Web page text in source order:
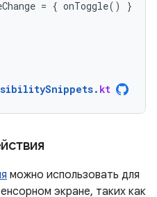
= { onToggle()
}
. kt
можно использовать для
экране, таких как